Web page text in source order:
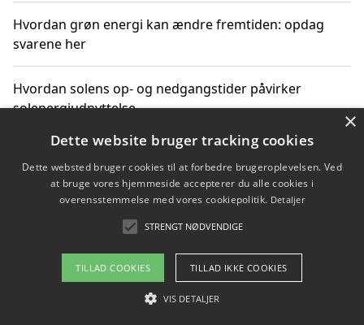
Hvordan grøn energi kan ændre fremtiden: opdag
svarene her
Hvordan solens op- og nedgangstider påvirker
solenergiudnyttelse
Hvordan du får svar på energispørgsmål om
vedvarende energikilder
Om / kontakt
Blog Betingelser
×
Dette website bruger tracking cookies
Dette websted bruger cookies til at forbedre brugeroplevelsen. Ved
at bruge vores hjemmeside accepterer du alle cookies i
overensstemmelse med vores cookiepolitik. Detaljer
STRENGT NØDVENDIGE
TILLAD COOKIES TILLAD IKKE COOKIES
VIS DETALJER